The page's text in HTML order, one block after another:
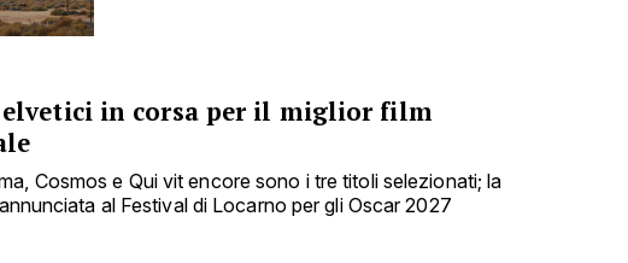
elvetici in corsa per il miglior film
Cosmos e Qui vit encore sono i tre titoli selezionati; la
al Festival di Locarno per gli Oscar 2027